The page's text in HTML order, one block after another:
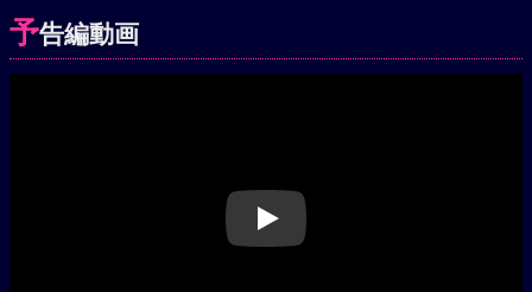
予告編動画
Play